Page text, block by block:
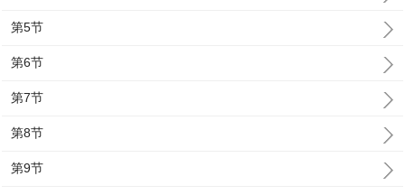
第5节
第6节
第7节
第8节
第9节